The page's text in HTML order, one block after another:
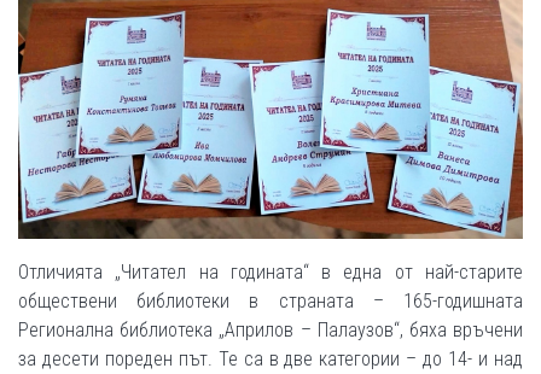
Отличията „Читател на годината“ в една от най-старите
обществени библиотеки в страната – 165-годишната
Регионална библиотека „Априлов – Палаузов“, бяха връчени
за десети пореден път. Те са в две категории – до 14- и над